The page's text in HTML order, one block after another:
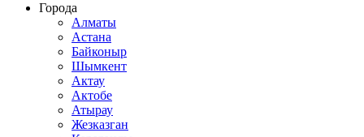
Города
Алматы
Астана
Байконыр
Шымкент
Актау
Актобе
Атырау
Жезказган